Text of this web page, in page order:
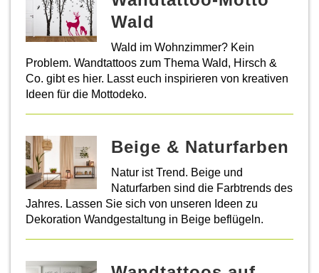
Wald
Wald im Wohnzimmer? Kein
Problem. Wandtattoos zum Thema Wald, Hirsch &
Co. gibt es hier. Lasst euch inspirieren von kreativen
Ideen für die Mottodeko.
Beige & Naturfarben
Natur ist Trend. Beige und
Naturfarben sind die Farbtrends des
Jahres. Lassen Sie sich von unseren Ideen zu
Dekoration Wandgestaltung in Beige beflügeln.